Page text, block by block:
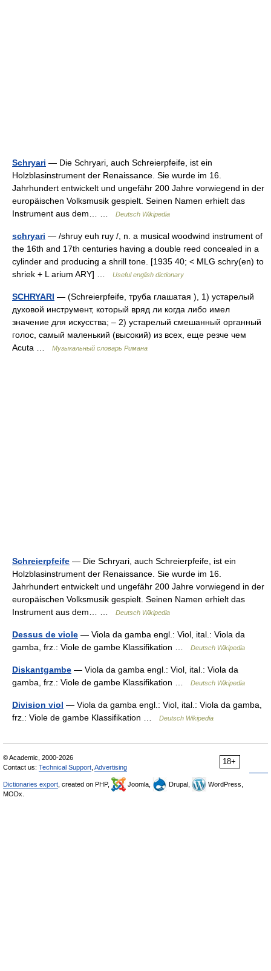
Schryari — Die Schryari, auch Schreierpfeife, ist ein
Holzblasinstrument der Renaissance. Sie wurde im 16.
Jahrhundert entwickelt und ungefähr 200 Jahre vorwiegend in der
europäischen Volksmusik gespielt. Seinen Namen erhielt das
Instrument aus dem… …
Deutsch Wikipedia
schryari — /shruy euh ruy /, n. a musical woodwind instrument of
the 16th and 17th centuries having a double reed concealed in a
cylinder and producing a shrill tone. [1935 40; < MLG schry(en) to
shriek + L arium ARY] …
Useful english dictionary
SCHRYARI — (Schreierpfeife, труба глашатая ), 1) устарелый
духовой инструмент, который вряд ли когда либо имел
значение для искусства; – 2) устарелый смешанный органный
голос, самый маленький (высокий) из всех, еще резче чем
Acuta …
Музыкальный словарь Римана
Schreierpfeife — Die Schryari, auch Schreierpfeife, ist ein
Holzblasinstrument der Renaissance. Sie wurde im 16.
Jahrhundert entwickelt und ungefähr 200 Jahre vorwiegend in der
europäischen Volksmusik gespielt. Seinen Namen erhielt das
Instrument aus dem… …
Deutsch Wikipedia
Dessus de viole — Viola da gamba engl.: Viol, ital.: Viola da
gamba, frz.: Viole de gambe Klassifikation …
Deutsch Wikipedia
Diskantgambe — Viola da gamba engl.: Viol, ital.: Viola da
gamba, frz.: Viole de gambe Klassifikation …
Deutsch Wikipedia
Division viol — Viola da gamba engl.: Viol, ital.: Viola da gamba,
frz.: Viole de gambe Klassifikation …
Deutsch Wikipedia
18+
© Academic, 2000-2026
Contact us: Technical Support Advertising
Dictionaries export , created on PHP, Joomla, Drupal,
WordPress,
MODx.